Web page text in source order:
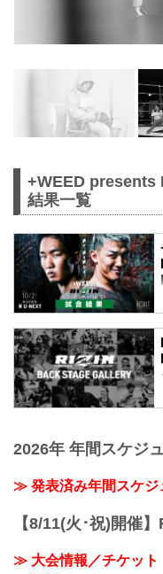
+WEED presents
結果一覧
2026年 年間スケジ
≫ 発表済み年間スケジ
【8/11(火･祝)開催
≫ 大会情報／チケット